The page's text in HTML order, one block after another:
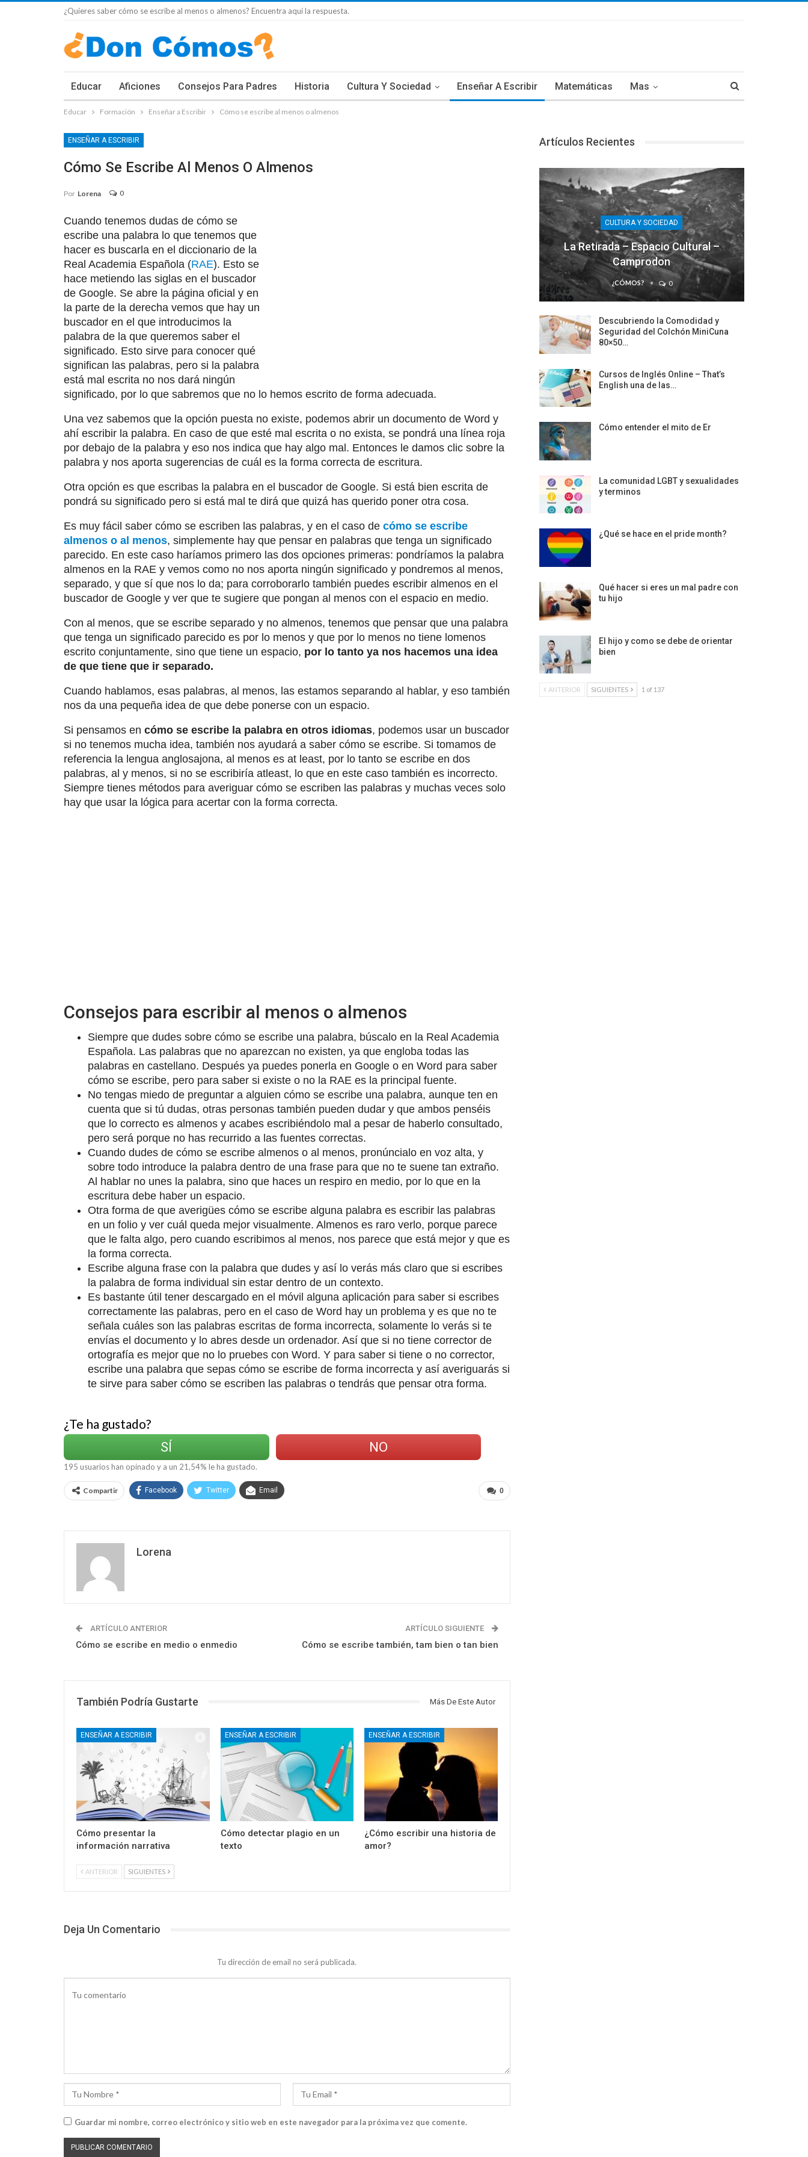
¿Quieres saber cómo se escribe al menos o almenos? Encuentra aquí la respuesta.
Educar Aficiones Consejos Para Padres Historia Cultura Y Sociedad Enseñar A Escribir Matemáticas Mas
Educar Formación Enseñar a Escribir Cómo se escribe al menos o almenos
ENSEÑAR A ESCRIBIR
Cómo Se Escribe Al Menos O Almenos
Por Lorena 0
Cuando tenemos dudas de cómo se
escribe una palabra lo que tenemos que
hacer es buscarla en el diccionario de la
Real Academia Española (RAE). Esto se
hace metiendo las siglas en el buscador
de Google. Se abre la página oficial y en
la parte de la derecha vemos que hay un
buscador en el que introducimos la
palabra de la que queremos saber el
significado. Esto sirve para conocer qué
significan las palabras, pero si la palabra
está mal escrita no nos dará ningún
significado, por lo que sabremos que no lo hemos escrito de forma adecuada.
Una vez sabemos que la opción puesta no existe, podemos abrir un documento de Word y
ahí escribir la palabra. En caso de que esté mal escrita o no exista, se pondrá una línea roja
por debajo de la palabra y eso nos indica que hay algo mal. Entonces le damos clic sobre la
palabra y nos aporta sugerencias de cuál es la forma correcta de escritura.
Otra opción es que escribas la palabra en el buscador de Google. Si está bien escrita de
pondrá su significado pero si está mal te dirá que quizá has querido poner otra cosa.
Es muy fácil saber cómo se escriben las palabras, y en el caso de cómo se escribe
almenos o al menos, simplemente hay que pensar en palabras que tenga un significado
parecido. En este caso haríamos primero las dos opciones primeras: pondríamos la palabra
almenos en la RAE y vemos como no nos aporta ningún significado y pondremos al menos,
separado, y que sí que nos lo da; para corroborarlo también puedes escribir almenos en el
buscador de Google y ver que te sugiere que pongan al menos con el espacio en medio.
Con al menos, que se escribe separado y no almenos, tenemos que pensar que una palabra
que tenga un significado parecido es por lo menos y que por lo menos no tiene lomenos
escrito conjuntamente, sino que tiene un espacio, por lo tanto ya nos hacemos una idea
de que tiene que ir separado.
Cuando hablamos, esas palabras, al menos, las estamos separando al hablar, y eso también
nos da una pequeña idea de que debe ponerse con un espacio.
Si pensamos en cómo se escribe la palabra en otros idiomas, podemos usar un buscador
si no tenemos mucha idea, también nos ayudará a saber cómo se escribe. Si tomamos de
referencia la lengua anglosajona, al menos es at least, por lo tanto se escribe en dos
palabras, al y menos, si no se escribiría atleast, lo que en este caso también es incorrecto.
Siempre tienes métodos para averiguar cómo se escriben las palabras y muchas veces solo
hay que usar la lógica para acertar con la forma correcta.
Consejos para escribir al menos o almenos
Siempre que dudes sobre cómo se escribe una palabra, búscalo en la Real Academia
Española. Las palabras que no aparezcan no existen, ya que engloba todas las
palabras en castellano. Después ya puedes ponerla en Google o en Word para saber
cómo se escribe, pero para saber si existe o no la RAE es la principal fuente.
No tengas miedo de preguntar a alguien cómo se escribe una palabra, aunque ten en
cuenta que si tú dudas, otras personas también pueden dudar y que ambos penséis
que lo correcto es almenos y acabes escribiéndolo mal a pesar de haberlo consultado,
pero será porque no has recurrido a las fuentes correctas.
Cuando dudes de cómo se escribe almenos o al menos, pronúncialo en voz alta, y
sobre todo introduce la palabra dentro de una frase para que no te suene tan extraño.
Al hablar no unes la palabra, sino que haces un respiro en medio, por lo que en la
escritura debe haber un espacio.
Otra forma de que averigües cómo se escribe alguna palabra es escribir las palabras
en un folio y ver cuál queda mejor visualmente. Almenos es raro verlo, porque parece
que le falta algo, pero cuando escribimos al menos, nos parece que está mejor y que es
la forma correcta.
Escribe alguna frase con la palabra que dudes y así lo verás más claro que si escribes
la palabra de forma individual sin estar dentro de un contexto.
Es bastante útil tener descargado en el móvil alguna aplicación para saber si escribes
correctamente las palabras, pero en el caso de Word hay un problema y es que no te
señala cuáles son las palabras escritas de forma incorrecta, solamente lo verás si te
envías el documento y lo abres desde un ordenador. Así que si no tiene corrector de
ortografía es mejor que no lo pruebes con Word. Y para saber si tiene o no corrector,
escribe una palabra que sepas cómo se escribe de forma incorrecta y así averiguarás si
te sirve para saber cómo se escriben las palabras o tendrás que pensar otra forma.
¿Te ha gustado?
SÍ
NO
195 usuarios han opinado y a un 21,54% le ha gustado.
0
Compartir Facebook Twitter Email
Lorena
ARTÍCULO ANTERIOR
Cómo se escribe en medio o enmedio
ARTÍCULO SIGUIENTE
Cómo se escribe también, tam bien o tan bien
También Podría Gustarte Más De Este Autor
ENSEÑAR A ESCRIBIR
Cómo presentar la
información narrativa
ENSEÑAR A ESCRIBIR
Cómo detectar plagio en un
texto
ENSEÑAR A ESCRIBIR
¿Cómo escribir una historia de
amor?
ANTERIOR SIGUIENTES
Deja Un Comentario
Tu dirección de email no será publicada.
Guardar mi nombre, correo electrónico y sitio web en este navegador para la próxima vez que comente.
Artículos Recientes
CULTURA Y SOCIEDAD
La Retirada – Espacio Cultural –
Camprodon
¿CÓMOS? 0
Descubriendo la Comodidad y
Seguridad del Colchón MiniCuna
80×50…
Cursos de Inglés Online – That’s
English una de las…
Cómo entender el mito de Er
La comunidad LGBT y sexualidades
y terminos
¿Qué se hace en el pride month?
Qué hacer si eres un mal padre con
tu hijo
El hijo y como se debe de orientar
bien
ANTERIOR SIGUIENTES 1 of 137